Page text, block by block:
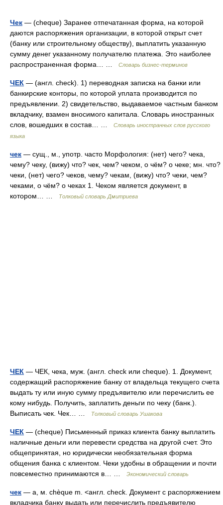
Чек — (cheque) Заранее отпечатанная форма, на которой
даются распоряжения организации, в которой открыт счет
(банку или строительному обществу), выплатить указанную
сумму денег указанному получателю платежа. Это наиболее
распространенная форма… …
Словарь бизнес-терминов
ЧЕК — (англ. check). 1) переводная записка на банки или
банкирские конторы, по которой уплата производится по
предъявлении. 2) свидетельство, выдаваемое частным банком
вкладчику, взамен вносимого капитала. Словарь иностранных
слов, вошедших в состав… …
Словарь иностранных слов русского
языка
чек — сущ., м., употр. часто Морфология: (нет) чего? чека,
чему? чеку, (вижу) что? чек, чем? чеком, о чём? о чеке; мн. что?
чеки, (нет) чего? чеков, чему? чекам, (вижу) что? чеки, чем?
чеками, о чём? о чеках 1. Чеком является документ, в
котором… …
Толковый словарь Дмитриева
ЧЕК — ЧЕК, чека, муж. (англ. check или cheque). 1. Документ,
содержащий распоряжение банку от владельца текущего счета
выдать ту или иную сумму предъявителю или перечислить ее
кому нибудь. Получить, заплатить деньги по чеку (банк.).
Выписать чек. Чек… …
Толковый словарь Ушакова
ЧЕК — (cheque) Письменный приказ клиента банку выплатить
наличные деньги или перевести средства на другой счет. Это
общепринятая, но юридически необязательная форма
общения банка с клиентом. Чеки удобны в обращении и почти
повсеместно принимаются в… …
Экономический словарь
чек — а, м. chèque m. <англ. check. Документ с распоряжением
вкладчика банку выдать или перечислить предъявителю